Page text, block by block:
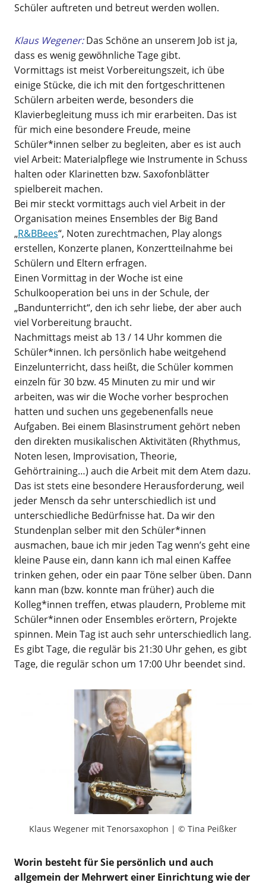
Schüler auftreten und betreut werden wollen.
Klaus Wegener: Das Schöne an unserem Job ist ja,
dass es wenig gewöhnliche Tage gibt.
Vormittags ist meist Vorbereitungszeit, ich übe
einige Stücke, die ich mit den fortgeschrittenen
Schülern arbeiten werde, besonders die
Klavierbegleitung muss ich mir erarbeiten. Das ist
für mich eine besondere Freude, meine
Schüler*innen selber zu begleiten, aber es ist auch
viel Arbeit: Materialpflege wie Instrumente in Schuss
halten oder Klarinetten bzw. Saxofonblätter
spielbereit machen.
Bei mir steckt vormittags auch viel Arbeit in der
Organisation meines Ensembles der Big Band
„R&BBees“, Noten zurechtmachen, Play alongs
erstellen, Konzerte planen, Konzertteilnahme bei
Schülern und Eltern erfragen.
Einen Vormittag in der Woche ist eine
Schulkooperation bei uns in der Schule, der
„Bandunterricht“, den ich sehr liebe, der aber auch
viel Vorbereitung braucht.
Nachmittags meist ab 13 / 14 Uhr kommen die
Schüler*innen. Ich persönlich habe weitgehend
Einzelunterricht, dass heißt, die Schüler kommen
einzeln für 30 bzw. 45 Minuten zu mir und wir
arbeiten, was wir die Woche vorher besprochen
hatten und suchen uns gegebenenfalls neue
Aufgaben. Bei einem Blasinstrument gehört neben
den direkten musikalischen Aktivitäten (Rhythmus,
Noten lesen, Improvisation, Theorie,
Gehörtraining…) auch die Arbeit mit dem Atem dazu.
Das ist stets eine besondere Herausforderung, weil
jeder Mensch da sehr unterschiedlich ist und
unterschiedliche Bedürfnisse hat. Da wir den
Stundenplan selber mit den Schüler*innen
ausmachen, baue ich mir jeden Tag wenn’s geht eine
kleine Pause ein, dann kann ich mal einen Kaffee
trinken gehen, oder ein paar Töne selber üben. Dann
kann man (bzw. konnte man früher) auch die
Kolleg*innen treffen, etwas plaudern, Probleme mit
Schüler*innen oder Ensembles erörtern, Projekte
spinnen. Mein Tag ist auch sehr unterschiedlich lang.
Es gibt Tage, die regulär bis 21:30 Uhr gehen, es gibt
Tage, die regulär schon um 17:00 Uhr beendet sind.
Klaus Wegener mit Tenorsaxophon | © Tina Peißker
Worin besteht für Sie persönlich und auch
allgemein der Mehrwert einer Einrichtung wie der